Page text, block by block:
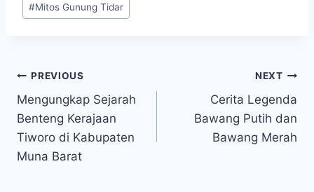
#Mitos Gunung Tidar
Navigasi
pos
PREVIOUS
Mengungkap Sejarah
Benteng Kerajaan
Tiworo di Kabupaten
Muna Barat
NEXT
Cerita Legenda
Bawang Putih dan
Bawang Merah